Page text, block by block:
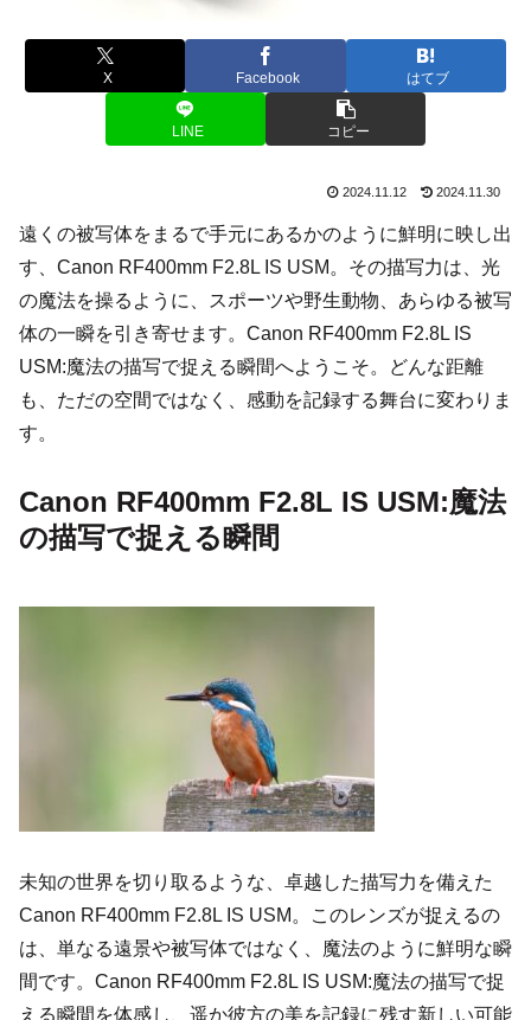
X Facebook はてブ
LINE コピー
2024.11.12 2024.11.30
遠くの被写体をまるで手元にあるかのように鮮明に映し出
す、Canon RF400mm F2.8L IS USM。その描写力は、光
の魔法を操るように、スポーツや野生動物、あらゆる被写
体の一瞬を引き寄せます。Canon RF400mm F2.8L IS
USM:魔法の描写で捉える瞬間へようこそ。どんな距離
も、ただの空間ではなく、感動を記録する舞台に変わりま
す。
Canon RF400mm F2.8L IS USM:魔法
の描写で捉える瞬間
未知の世界を切り取るような、卓越した描写力を備えた
Canon RF400mm F2.8L IS USM。このレンズが捉えるの
は、単なる遠景や被写体ではなく、魔法のように鮮明な瞬
間です。Canon RF400mm F2.8L IS USM:魔法の描写で捉
える瞬間を体感し、遥か彼方の美を記録に残す新しい可能